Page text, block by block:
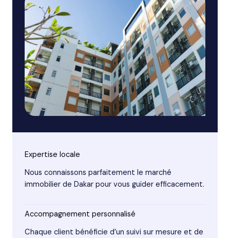
Expertise locale
Nous connaissons parfaitement le marché
immobilier de Dakar pour vous guider efficacement.
Accompagnement personnalisé
Chaque client bénéficie d’un suivi sur mesure et de